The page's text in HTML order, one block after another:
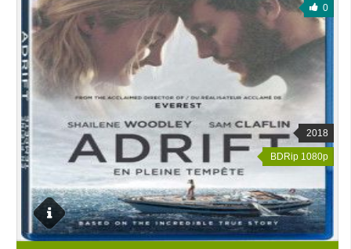
0
2018
BDRip 1080p